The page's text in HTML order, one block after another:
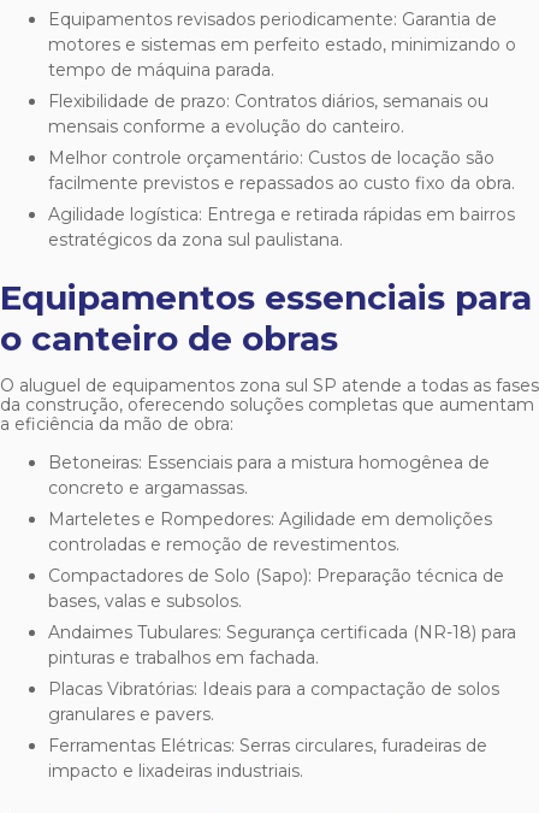
Equipamentos revisados periodicamente: Garantia de
motores e sistemas em perfeito estado, minimizando o
tempo de máquina parada.
Flexibilidade de prazo: Contratos diários, semanais ou
mensais conforme a evolução do canteiro.
Melhor controle orçamentário: Custos de locação são
facilmente previstos e repassados ao custo fixo da obra.
Agilidade logística: Entrega e retirada rápidas em bairros
estratégicos da zona sul paulistana.
Equipamentos essenciais para
o canteiro de obras
O aluguel de equipamentos zona sul SP atende a todas as fases
da construção, oferecendo soluções completas que aumentam
a eficiência da mão de obra:
Betoneiras: Essenciais para a mistura homogênea de
concreto e argamassas.
Marteletes e Rompedores: Agilidade em demolições
controladas e remoção de revestimentos.
Compactadores de Solo (Sapo): Preparação técnica de
bases, valas e subsolos.
Andaimes Tubulares: Segurança certificada (NR-18) para
pinturas e trabalhos em fachada.
Placas Vibratórias: Ideais para a compactação de solos
granulares e pavers.
Ferramentas Elétricas: Serras circulares, furadeiras de
impacto e lixadeiras industriais.